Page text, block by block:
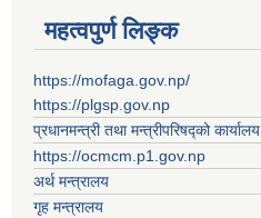
महत्वपुर्ण लिङ्क
https://mofaga.gov.np/
https://plgsp.gov.np
प्रधानमन्त्री तथा मन्त्रीपरिषद्को कार्यालय
https://ocmcm.p1.gov.np
अर्थ मन्त्रालय
गृह मन्त्रालय